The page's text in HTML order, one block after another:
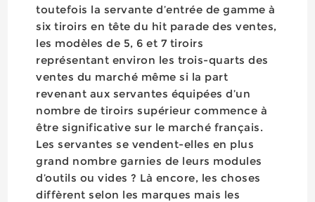
toutefois la servante d’entrée de gamme à
six tiroirs en tête du hit parade des ventes,
les modèles de 5, 6 et 7 tiroirs
représentant environ les trois-quarts des
ventes du marché même si la part
revenant aux servantes équipées d’un
nombre de tiroirs supérieur commence à
être significative sur le marché français.
Les servantes se vendent-elles en plus
grand nombre garnies de leurs modules
d’outils ou vides ? Là encore, les choses
diffèrent selon les marques mais les